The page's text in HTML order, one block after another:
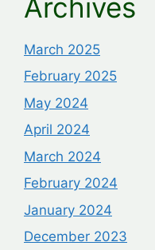
Archives
March 2025
February 2025
May 2024
April 2024
March 2024
February 2024
January 2024
December 2023